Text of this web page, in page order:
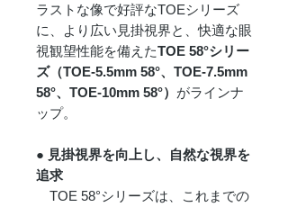
ラストな像で好評なTOEシリーズ
に、より広い見掛視界と、快適な眼
視観望性能を備えたTOE 58°シリー
ズ（TOE-5.5mm 58°、TOE-7.5mm
58°、TOE-10mm 58°） がラインナ
ップ。
● 見掛視界を向上し、自然な視界を
追求
TOE 58°シリーズは、これまでの